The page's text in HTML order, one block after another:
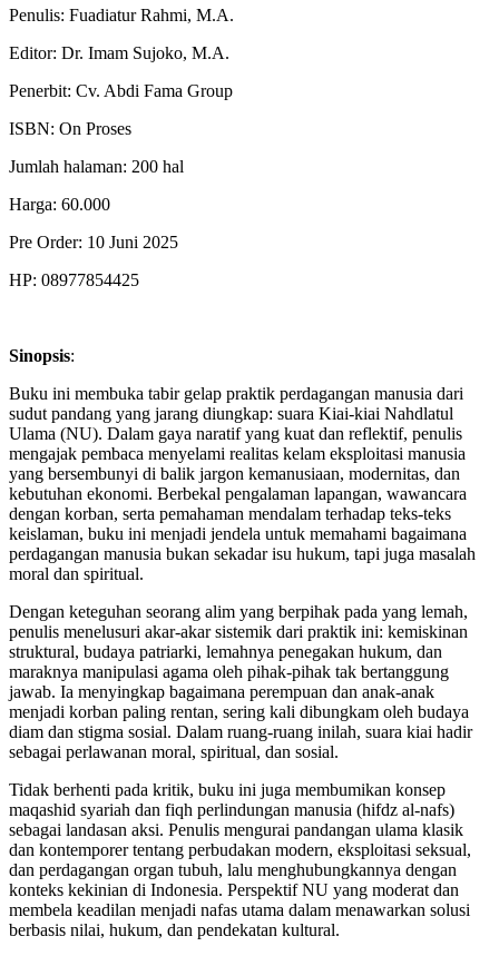
Penulis: Fuadiatur Rahmi, M.A.
Editor: Dr. Imam Sujoko, M.A.
Penerbit: Cv. Abdi Fama Group
ISBN: On Proses
Jumlah halaman: 200 hal
Harga: 60.000
Pre Order: 10 Juni 2025
HP: 08977854425
Sinopsis:
Buku ini membuka tabir gelap praktik perdagangan manusia dari
sudut pandang yang jarang diungkap: suara Kiai-kiai Nahdlatul
Ulama (NU). Dalam gaya naratif yang kuat dan reflektif, penulis
mengajak pembaca menyelami realitas kelam eksploitasi manusia
yang bersembunyi di balik jargon kemanusiaan, modernitas, dan
kebutuhan ekonomi. Berbekal pengalaman lapangan, wawancara
dengan korban, serta pemahaman mendalam terhadap teks-teks
keislaman, buku ini menjadi jendela untuk memahami bagaimana
perdagangan manusia bukan sekadar isu hukum, tapi juga masalah
moral dan spiritual.
Dengan keteguhan seorang alim yang berpihak pada yang lemah,
penulis menelusuri akar-akar sistemik dari praktik ini: kemiskinan
struktural, budaya patriarki, lemahnya penegakan hukum, dan
maraknya manipulasi agama oleh pihak-pihak tak bertanggung
jawab. Ia menyingkap bagaimana perempuan dan anak-anak
menjadi korban paling rentan, sering kali dibungkam oleh budaya
diam dan stigma sosial. Dalam ruang-ruang inilah, suara kiai hadir
sebagai perlawanan moral, spiritual, dan sosial.
Tidak berhenti pada kritik, buku ini juga membumikan konsep
maqashid syariah dan fiqh perlindungan manusia (hifdz al-nafs)
sebagai landasan aksi. Penulis mengurai pandangan ulama klasik
dan kontemporer tentang perbudakan modern, eksploitasi seksual,
dan perdagangan organ tubuh, lalu menghubungkannya dengan
konteks kekinian di Indonesia. Perspektif NU yang moderat dan
membela keadilan menjadi nafas utama dalam menawarkan solusi
berbasis nilai, hukum, dan pendekatan kultural.